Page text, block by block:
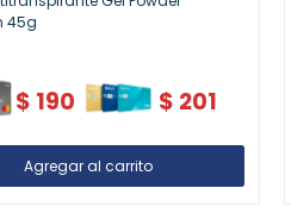
45g
$ 190 $ 201